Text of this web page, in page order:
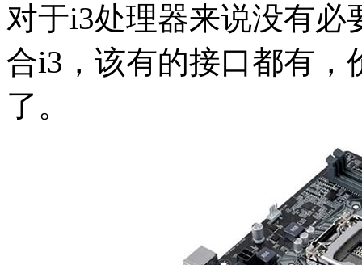
对于i3处理器来说没有必
合i3，该有的接口都有，
了。